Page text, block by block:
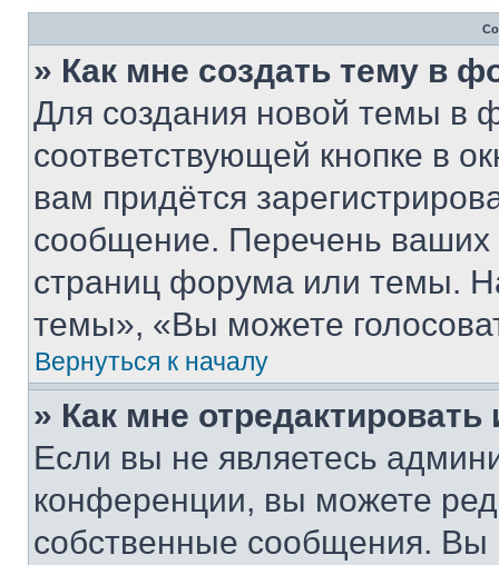
» Как мне создать тему в
Для создания новой темы в
соответствующей кнопке в
вам придётся
сообщение. Перечень ваших
страниц форума или темы.
темы», «Вы можете
Вернуться к началу
» Как мне
Если вы не являетесь
конференции, вы можете
собственные сообщения. Вы